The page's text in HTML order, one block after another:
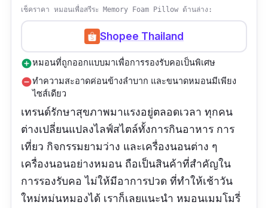
เช็คราคา หมอนเพื่อสรีระ Memory Foam Pillow ด้านล่าง:
Shopee Thailand
add_circleหมอนที่ถูกออกแบบมาเพื่อการรองรับคอเป็นพิเศษ
remove_circleทำความสะอาดค่อนข้างลำบาก และขนาดหมอนมีเพียง
ไซส์เดียว
เทรนด์รักษาสุขภาพมาแรงอยู่ตลอดเวลา ทุกคน
ต่างเปลี่ยนแปลงไลฟ์สไตล์ทั้งการกินอาหาร การ
เที่ยว กิจกรรมยามว่าง และเครื่องนอนต่าง ๆ
เครื่องนอนอย่างหมอน ถือเป็นสินค้าที่สำคัญใน
การรองรับคอ ไม่ให้มีอาการปวด ที่ทำให้เช้าวัน
ใหม่หม่นหมองได้ เราก็เลยแนะนำ หมอนเมมโมรี่